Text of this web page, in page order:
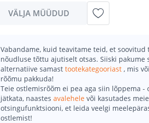
VÄLJA MÜÜDUD
Vabandame, kuid teavitame teid, et soovitud
nõudluse tõttu ajutiselt otsas. Siiski pakume
alternatiive samast tootekategooriast , mis
rõõmu pakkuda!
Teie ostlemisrõõm ei pea aga siin lõppema -
jätkata, naastes avalehele või kasutades
otsingufunktsiooni, et leida veelgi
ostlemist!